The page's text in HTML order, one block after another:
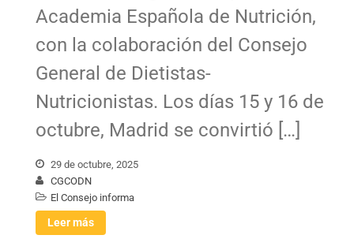
Academia Española de Nutrición,
con la colaboración del Consejo
General de Dietistas-
Nutricionistas. Los días 15 y 16 de
octubre, Madrid se convirtió […]
29 de octubre, 2025
CGCODN
El Consejo informa
Leer más